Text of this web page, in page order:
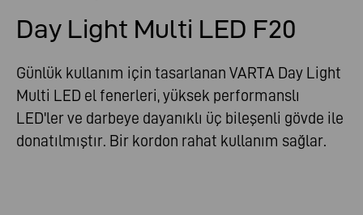
Day Light Multi LED F20
Günlük kullanım için tasarlanan VARTA Day Light
Multi LED el fenerleri, yüksek performanslı
LED'ler ve darbeye dayanıklı üç bileşenli gövde ile
donatılmıştır. Bir kordon rahat kullanım sağlar.